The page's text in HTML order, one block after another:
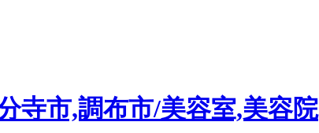
寺市,調布市/美容室,美容院